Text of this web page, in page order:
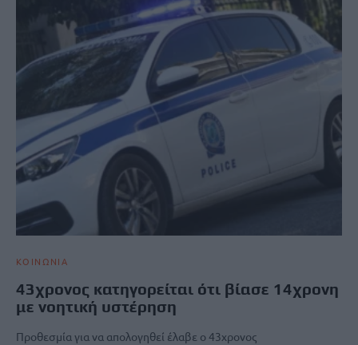
ΚΟΙΝΩΝΙΑ
43χρονος κατηγορείται ότι βίασε 14χρονη
με νοητική υστέρηση
Προθεσμία για να απολογηθεί έλαβε ο 43χρονος